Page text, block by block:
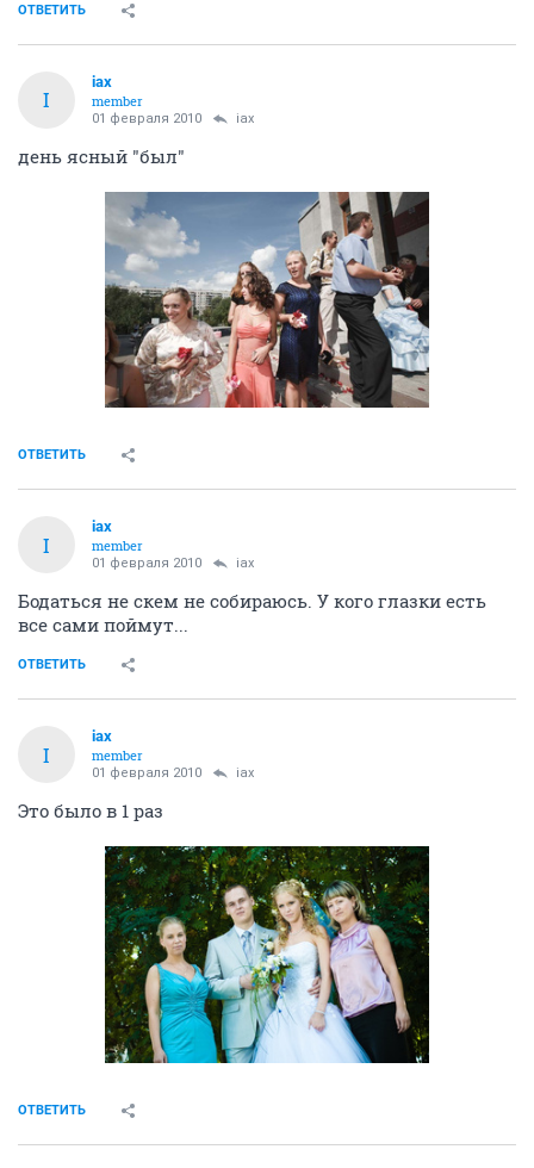
ОТВЕТИТЬ
I
iax
member
01 февраля 2010 iax
день ясный "был"
ОТВЕТИТЬ
I
iax
member
01 февраля 2010 iax
Бодаться не скем не собираюсь. У кого глазки есть
все сами поймут...
ОТВЕТИТЬ
I
iax
member
01 февраля 2010 iax
Это было в 1 раз
ОТВЕТИТЬ